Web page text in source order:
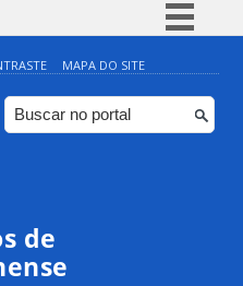
Simplifique!
Comunica BR
Participe
MAPA DO SITE
de